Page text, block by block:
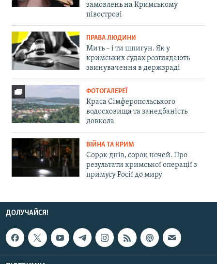
замовлень на Кримському
півострові
ПРАВА ЛЮДИНИ
Мить – і ти шпигун. Як у
кримських судах розглядають
звинувачення в держзраді
ФОТОГАЛЕРЕЇ
Краса Сімферопольського
водосховища та занедбаність
довкола
ВІЙНА ТА КРИМ
Сорок днів, сорок ночей. Про
результати кримської операції з
примусу Росії до миру
ДОЛУЧАЙСЯ!